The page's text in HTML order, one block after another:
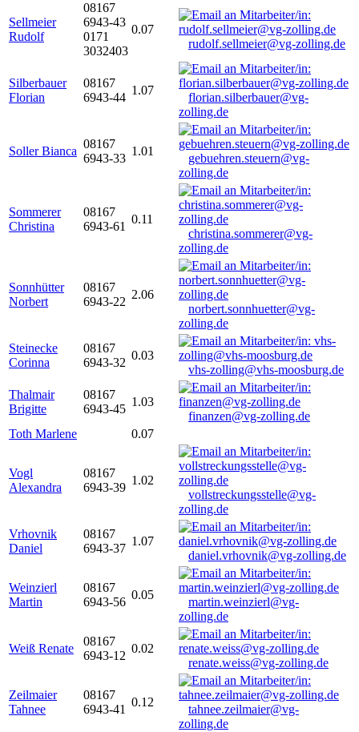
Sellmeier
Rudolf
08167
6943-43
0171
3032403
0.07
rudolf.sellmeier@vg-zolling.de
Silberbauer
Florian
08167
6943-44
1.07
florian.silberbauer@vg-
zolling.de
Soller Bianca
08167
6943-33
1.01
gebuehren.steuern@vg-
zolling.de
Sommerer
Christina
08167
6943-61
0.11
christina.sommerer@vg-
zolling.de
Sonnhütter
Norbert
08167
6943-22
2.06
norbert.sonnhuetter@vg-
zolling.de
Steinecke
Corinna
08167
6943-32
0.03
vhs-zolling@vhs-moosburg.de
Thalmair
Brigitte
08167
6943-45
1.03
finanzen@vg-zolling.de
Toth Marlene
0.07
Vogl
Alexandra
08167
6943-39
1.02
vollstreckungsstelle@vg-
zolling.de
Vrhovnik
Daniel
08167
6943-37
1.07
daniel.vrhovnik@vg-zolling.de
Weinzierl
Martin
08167
6943-56
0.05
martin.weinzierl@vg-
zolling.de
Weiß Renate
08167
6943-12
0.02
renate.weiss@vg-zolling.de
Zeilmaier
Tahnee
08167
6943-41
0.12
tahnee.zeilmaier@vg-
zolling.de